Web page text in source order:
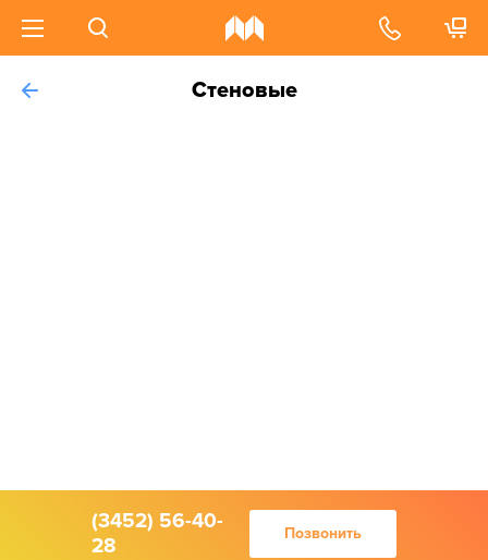
Стеновые
(3452) 56-40-
28
Позвонить